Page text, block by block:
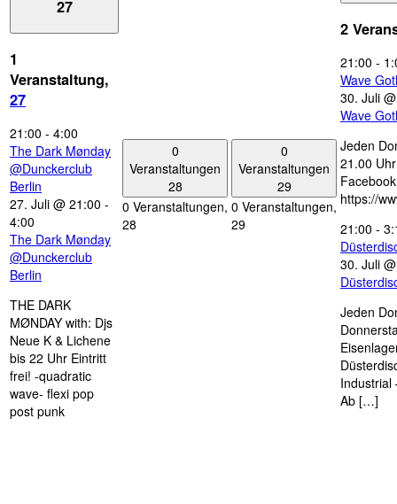
27
1
Veranstaltung,
27
21:00 - 4:00
The Dark Mønday
@Dunckerclub
Berlin
27. Juli @ 21:00 -
4:00
The Dark Mønday
@Dunckerclub
Berlin
THE DARK
MØNDAY with: Djs
Neue K & Lichene
bis 22 Uhr Eintritt
frei! -quadratic
wave- flexi pop
post punk
0
Veranstaltungen
28
0 Veranstaltungen,
28
0
Veranstaltungen
29
0 Veranstaltungen,
29
2
21:00 -
Wave
30. Juli
Wave
Jeden
21.00
https://
21:00 -
30. Juli
Jeden
Industrial
Ab […]